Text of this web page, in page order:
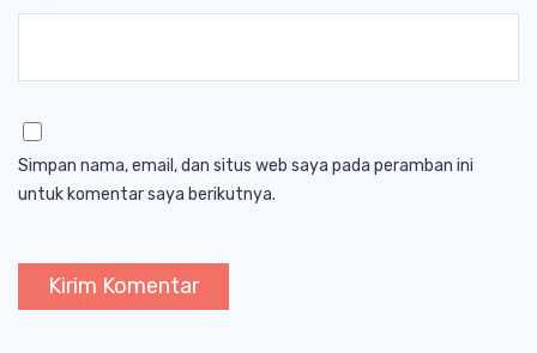
Simpan nama, email, dan situs web saya pada peramban ini
untuk komentar saya berikutnya.